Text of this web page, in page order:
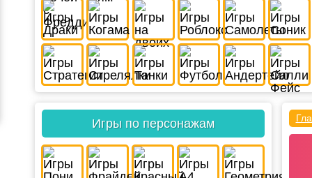
Игры по персонажам